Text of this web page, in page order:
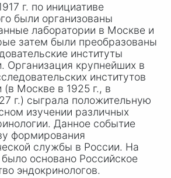
г. по инициативе
были организованы
лаборатории в Москве и
затем были преобразованы
институты
Организация крупнейших в
институтов
(в Москве в 1925 г., в
г.) сыграла положительную
изучении различных
Данное событие
формирования
службы в России. На
основано Российское
эндокринологов.